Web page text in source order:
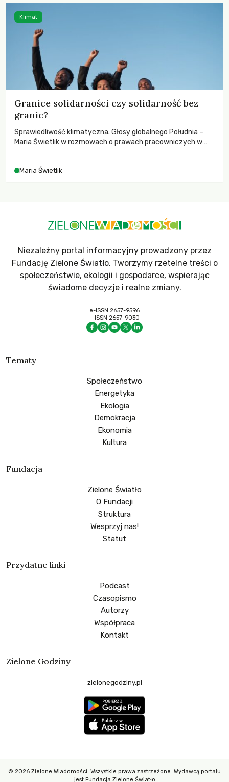
Granice solidarności czy solidarność bez
granic?
Sprawiedliwość klimatyczna. Głosy globalnego Południa –
Maria Świetlik w rozmowach o prawach pracowniczych w
Maria Świetlik
Klimat
Niezależny portal informacyjny prowadzony przez
Fundację Zielone Światło. Tworzymy rzetelne treści o
społeczeństwie, ekologii i gospodarce, wspierając
świadome decyzje i realne zmiany.
e-ISSN 2657-9596
ISSN 2657-9030
Tematy
Społeczeństwo
Energetyka
Ekologia
Demokracja
Ekonomia
Kultura
Fundacja
Zielone Światło
O Fundacji
Struktura
Wesprzyj nas!
Statut
Przydatne linki
Podcast
Czasopismo
Autorzy
Współpraca
Kontakt
Zielone Godziny
zielonegodziny.pl
© 2026 Zielone Wiadomości. Wszystkie prawa zastrzeżone. Wydawcą portalu
jest Fundacja Zielone Światło